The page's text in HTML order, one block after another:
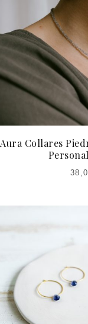
Aura Collares